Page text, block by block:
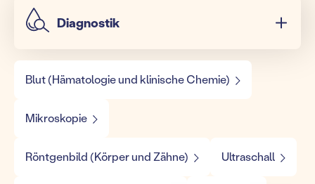
Diagnostik
Blut (Hämatologie und klinische Chemie)
Mikroskopie
Röntgenbild (Körper und Zähne) Ultraschall